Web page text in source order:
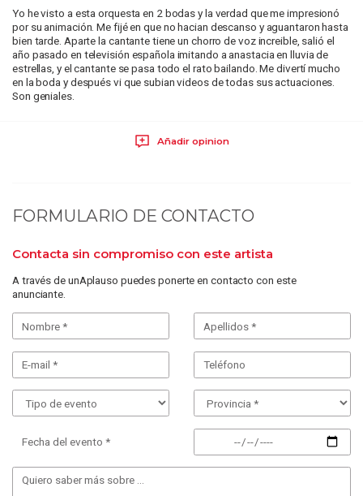
Yo he visto a esta orquesta en 2 bodas y la verdad que me impresionó
por su animación. Me fijé en que no hacian descanso y aguantaron hasta
bien tarde. Aparte la cantante tiene un chorro de voz increible, salió el
año pasado en televisión española imitando a anastacia en lluvia de
estrellas, y el cantante se pasa todo el rato bailando. Me divertí mucho
en la boda y después vi que subian videos de todas sus actuaciones.
Son geniales.
Añadir opinion
FORMULARIO DE CONTACTO
Contacta sin compromiso con este artista
A través de unAplauso puedes ponerte en contacto con este
anunciante.
Fecha del evento *